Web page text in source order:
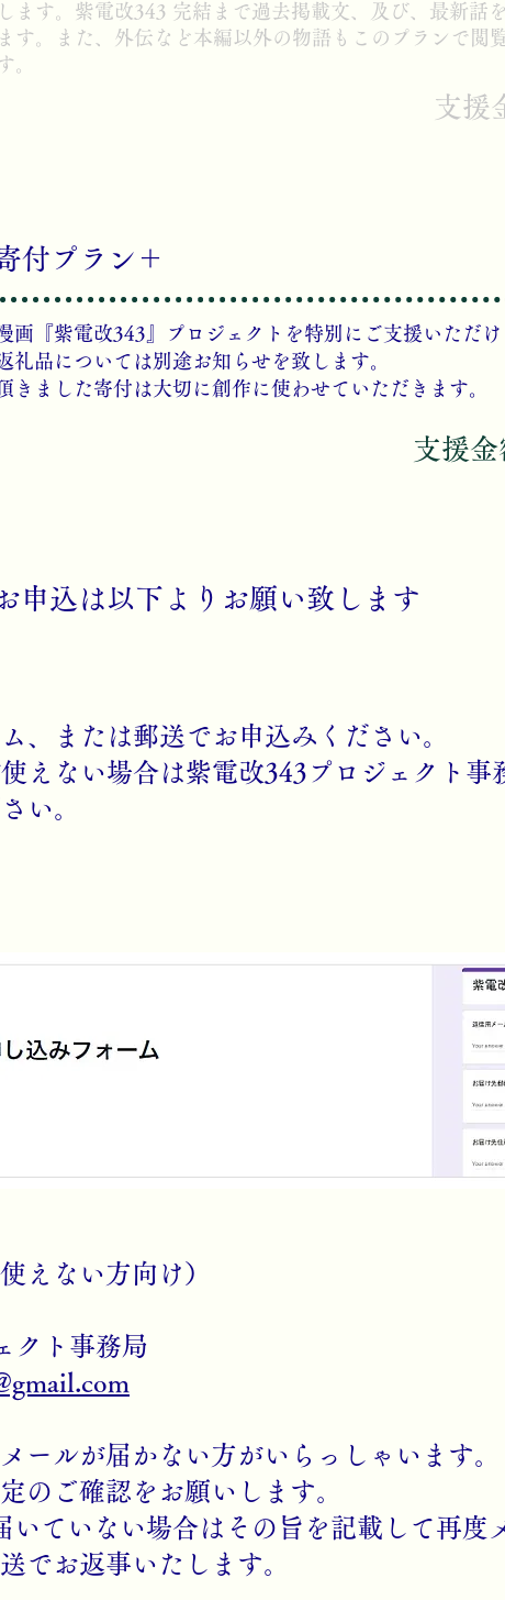
します。紫電改343 完結まで過去掲載文、及び、最新話
ます。​また、外伝など本編以外の物語もこのプランで閲
。
支援
付プラン＋
画『紫電改343』プロジェクトを特別にご支援いただけ
礼品については別途お知らせを致します。
きました寄付は大切に創作に使わせていただきます。
支援金
申込は以下よりお願い致します
、または郵送でお申込みください。
えない場合は紫電改343プロジェクト事
い。
えない方向け）
クト事務局
ールが届かない方がいらっしゃいます。
のご確認をお願いします。
いていない場合はその旨を記載して再度
でお返事いたします。